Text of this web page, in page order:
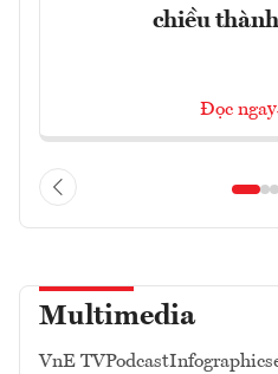
chiều
Đọc ngay
Multimedia
VnE TVPodcastInfographics